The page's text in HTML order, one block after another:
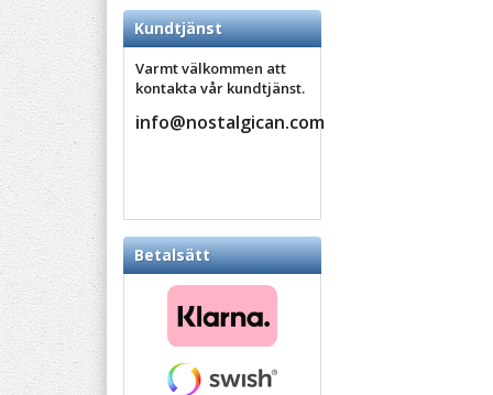
Kundtjänst
Varmt välkommen att
kontakta vår kundtjänst.
info@nostalgican.com
Betalsätt